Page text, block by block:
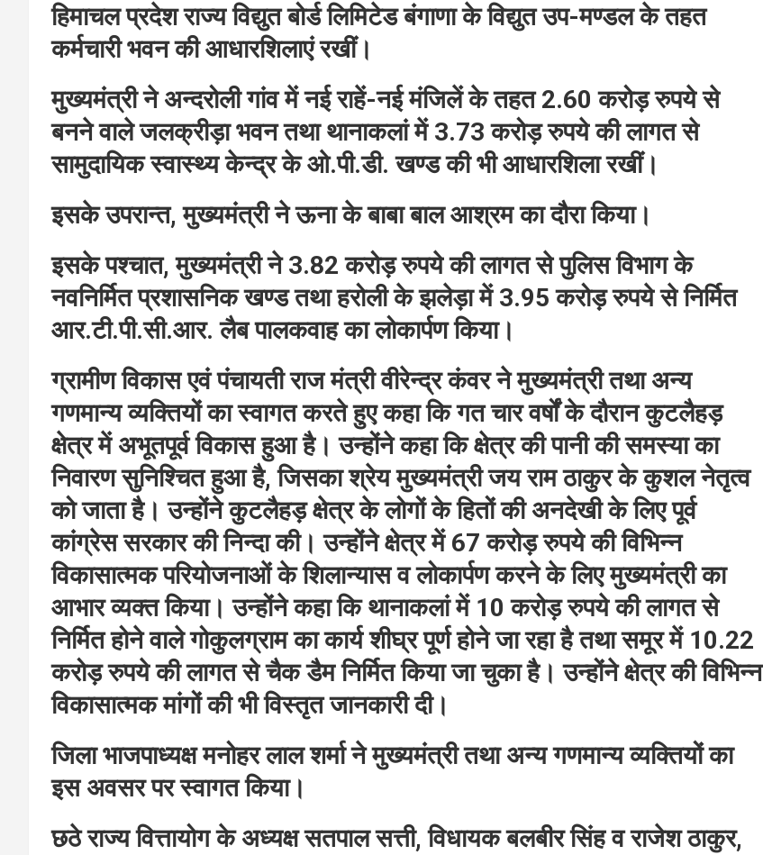
हिमाचल प्रदेश राज्य विद्युत बोर्ड लिमिटेड बंगाणा के विद्युत उप-मण्डल के तहत
कर्मचारी भवन की आधारशिलाएं रखीं।
मुख्यमंत्री ने अन्दरोली गांव में नई राहें-नई मंजिलें के तहत 2.60 करोड़ रुपये से
बनने वाले जलक्रीड़ा भवन तथा थानाकलां में 3.73 करोड़ रुपये की लागत से
सामुदायिक स्वास्थ्य केन्द्र के ओ.पी.डी. खण्ड की भी आधारशिला रखीं।
इसके उपरान्त, मुख्यमंत्री ने ऊना के बाबा बाल आश्रम का दौरा किया।
इसके पश्चात, मुख्यमंत्री ने 3.82 करोड़ रुपये की लागत से पुलिस विभाग के
नवनिर्मित प्रशासनिक खण्ड तथा हरोली के झलेड़ा में 3.95 करोड़ रुपये से निर्मित
आर.टी.पी.सी.आर. लैब पालकवाह का लोकार्पण किया।
ग्रामीण विकास एवं पंचायती राज मंत्री वीरेन्द्र कंवर ने मुख्यमंत्री तथा अन्य
गणमान्य व्यक्तियों का स्वागत करते हुए कहा कि गत चार वर्षों के दौरान कुटलैहड़
क्षेत्र में अभूतपूर्व विकास हुआ है। उन्होंने कहा कि क्षेत्र की पानी की समस्या का
निवारण सुनिश्चित हुआ है, जिसका श्रेय मुख्यमंत्री जय राम ठाकुर के कुशल नेतृत्व
को जाता है। उन्होंने कुटलैहड़ क्षेत्र के लोगों के हितों की अनदेखी के लिए पूर्व
कांग्रेस सरकार की निन्दा की। उन्होंने क्षेत्र में 67 करोड़ रुपये की विभिन्न
विकासात्मक परियोजनाओं के शिलान्यास व लोकार्पण करने के लिए मुख्यमंत्री का
आभार व्यक्त किया। उन्होंने कहा कि थानाकलां में 10 करोड़ रुपये की लागत से
निर्मित होने वाले गोकुलग्राम का कार्य शीघ्र पूर्ण होने जा रहा है तथा समूर में 10.22
करोड़ रुपये की लागत से चैक डैम निर्मित किया जा चुका है। उन्होंने क्षेत्र की विभिन्न
विकासात्मक मांगों की भी विस्तृत जानकारी दी।
जिला भाजपाध्यक्ष मनोहर लाल शर्मा ने मुख्यमंत्री तथा अन्य गणमान्य व्यक्तियों का
इस अवसर पर स्वागत किया।
छठे राज्य वित्तायोग के अध्यक्ष सतपाल सत्ती, विधायक बलबीर सिंह व राजेश ठाकुर,